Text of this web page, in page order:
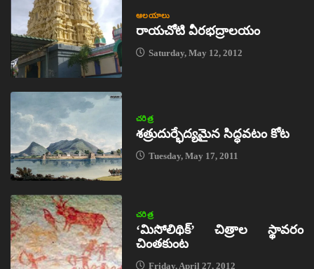
ఆలయాలు
రాయచోటి వీరభద్రాలయం
Saturday, May 12, 2012
చరిత్ర
శత్రుదుర్భేద్యమైన సిద్ధవటం కోట
Tuesday, May 17, 2011
చరిత్ర
‘మిసోలిథిక్‌’ చిత్రాల స్థావరం
చింతకుంట
Friday, April 27, 2012